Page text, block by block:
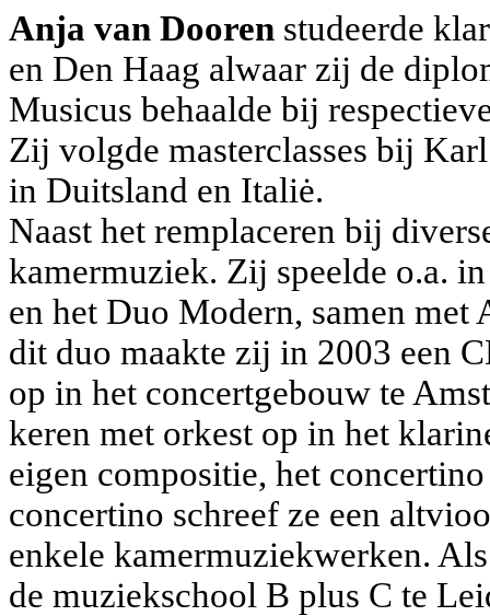
Anja van Dooren studeerde
en Den Haag alwaar zij de
Musicus behaalde bij
Zij volgde masterclasses bij
in Duitsland en Italiė.
Naast het remplaceren bij
kamermuziek. Zij speelde o.a.
en het Duo Modern, samen
dit duo maakte zij in 2003 een
op in het concertgebouw te
keren met orkest op in het
eigen compositie, het
concertino schreef ze een
enkele kamermuziekwerken.
de muziekschool B plus C te